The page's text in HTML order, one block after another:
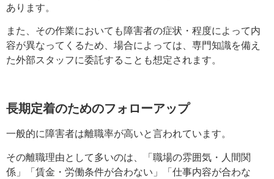
あります。
また、その作業においても障害者の症状・程度によって内
容が異なってくるため、場合によっては、専門知識を備え
た外部スタッフに委託することも想定されます。
長期定着のためのフォローアップ
一般的に障害者は離職率が高いと言われています。
その離職理由として多いのは、「職場の雰囲気・人間関
係」「賃金・労働条件が合わない」「仕事内容が合わな